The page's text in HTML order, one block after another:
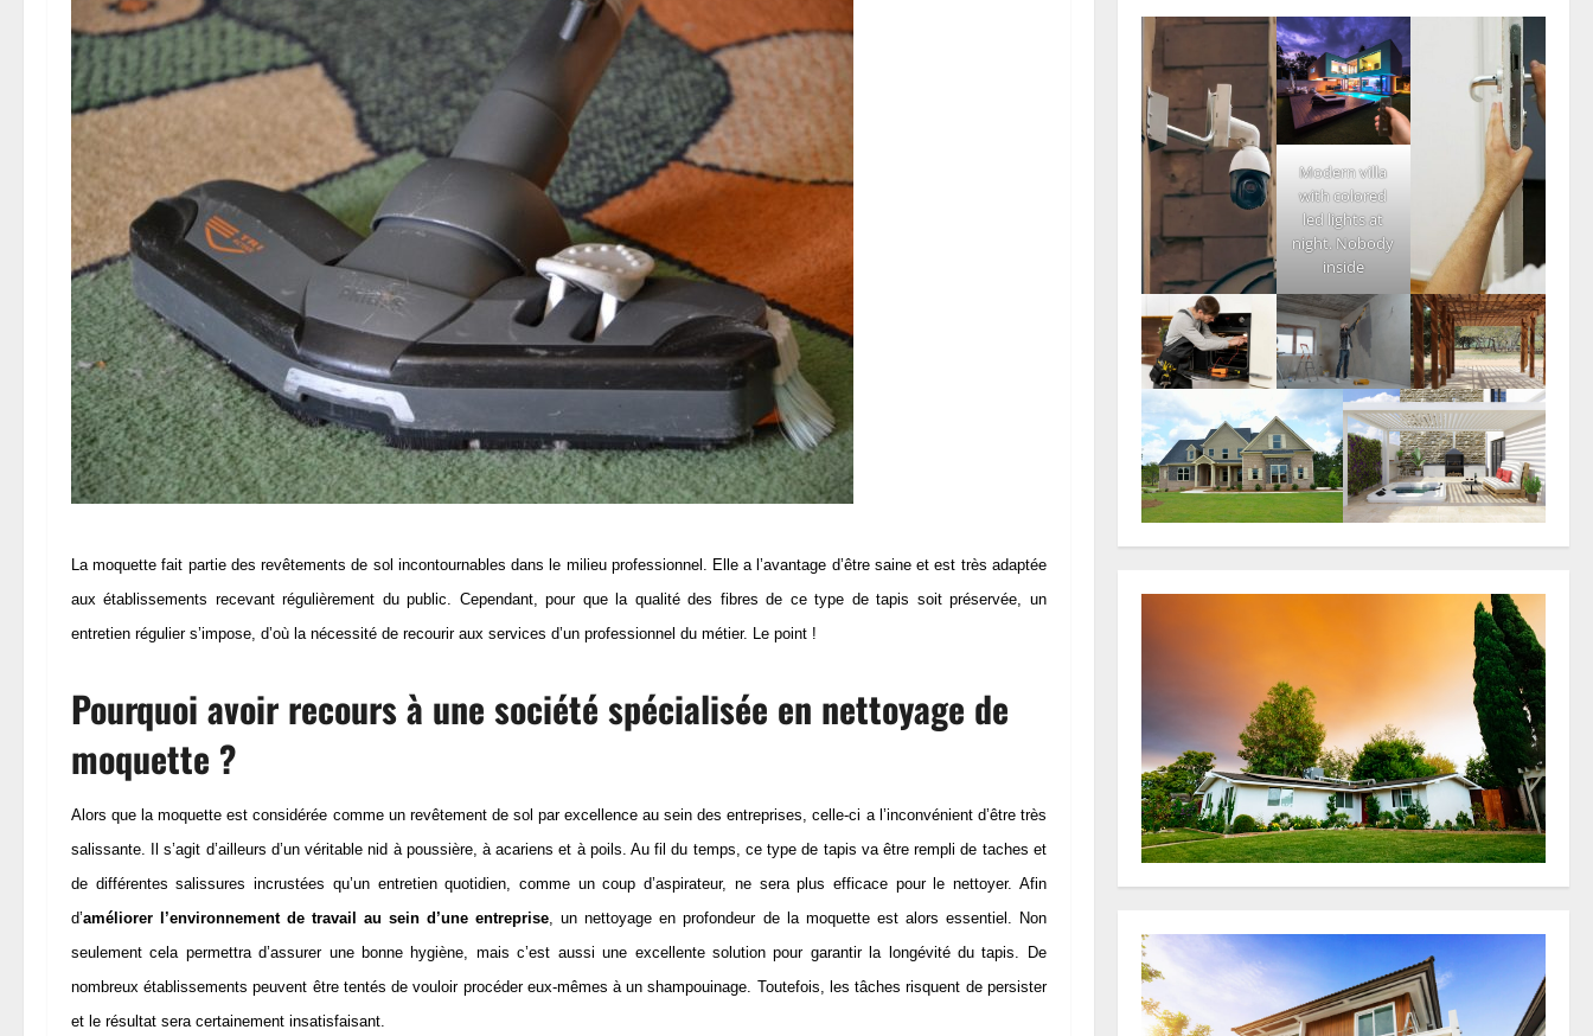
La moquette fait partie des revêtements de sol incontournables dans le milieu professionnel. Elle a l’avantage d’être saine et est très adaptée
aux établissements recevant régulièrement du public. Cependant, pour que la qualité des fibres de ce type de tapis soit préservée, un
entretien régulier s’impose, d’où la nécessité de recourir aux services d’un professionnel du métier. Le point !
Pourquoi avoir recours à une société spécialisée en nettoyage de
moquette ?
Alors que la moquette est considérée comme un revêtement de sol par excellence au sein des entreprises, celle-ci a l’inconvénient d’être très
salissante. Il s’agit d’ailleurs d’un véritable nid à poussière, à acariens et à poils. Au fil du temps, ce type de tapis va être rempli de taches et
de différentes salissures incrustées qu’un entretien quotidien, comme un coup d’aspirateur, ne sera plus efficace pour le nettoyer. Afin
d’améliorer l’environnement de travail au sein d’une entreprise, un nettoyage en profondeur de la moquette est alors essentiel. Non
seulement cela permettra d’assurer une bonne hygiène, mais c’est aussi une excellente solution pour garantir la longévité du tapis. De
nombreux établissements peuvent être tentés de vouloir procéder eux-mêmes à un shampouinage. Toutefois, les tâches risquent de persister
et le résultat sera certainement insatisfaisant.
Modern villa
with colored
led lights at
night. Nobody
inside